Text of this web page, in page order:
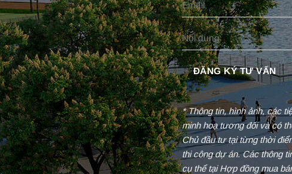
* Thông tin, hình ảnh, các
minh hoạ tương đối và có
Chủ đầu tư tại từng thời
thi công dự án. Các thông
cụ thể tại Hợp đồng mua